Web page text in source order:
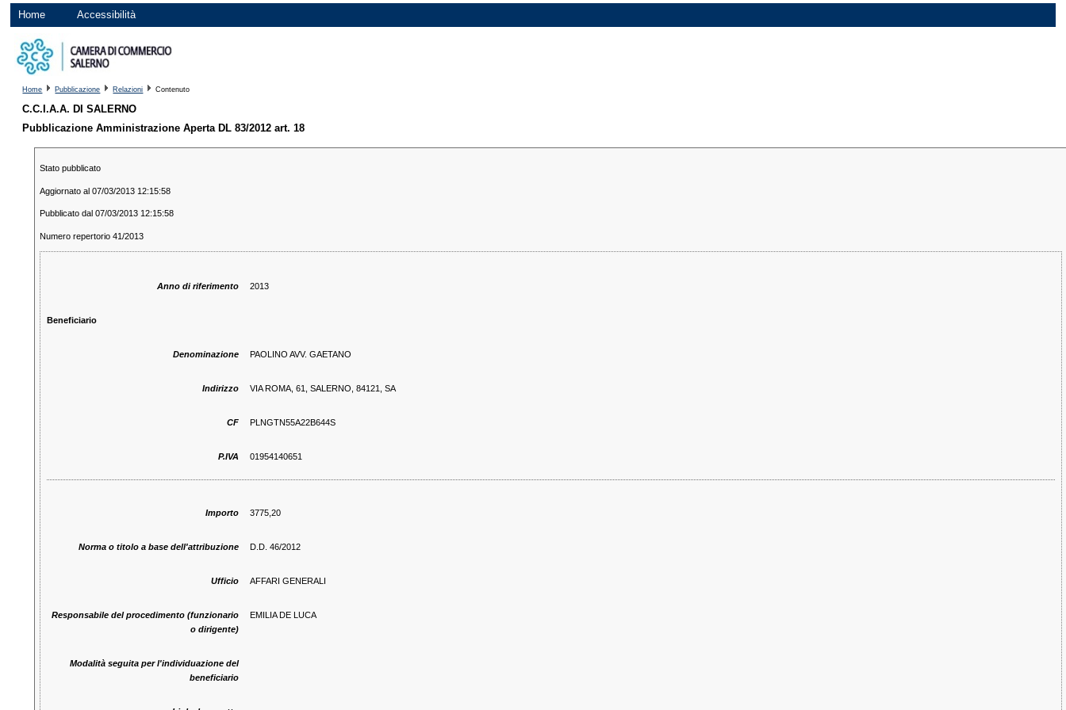
Home Accessibilità
Home Pubblicazione Relazioni Contenuto
C.C.I.A.A. DI SALERNO
Pubblicazione Amministrazione Aperta DL 83/2012 art. 18
Stato pubblicato
Aggiornato al 07/03/2013 12:15:58
Pubblicato dal 07/03/2013 12:15:58
Numero repertorio 41/2013
Anno di riferimento 2013
Beneficiario
Denominazione PAOLINO AVV. GAETANO
Indirizzo VIA ROMA, 61, SALERNO, 84121, SA
CF PLNGTN55A22B644S
P.IVA 01954140651
Importo 3775,20
Norma o titolo a base dell'attribuzione D.D. 46/2012
Ufficio AFFARI GENERALI
Responsabile del procedimento (funzionario
o dirigente)
EMILIA DE LUCA
Modalità seguita per l'individuazione del
beneficiario